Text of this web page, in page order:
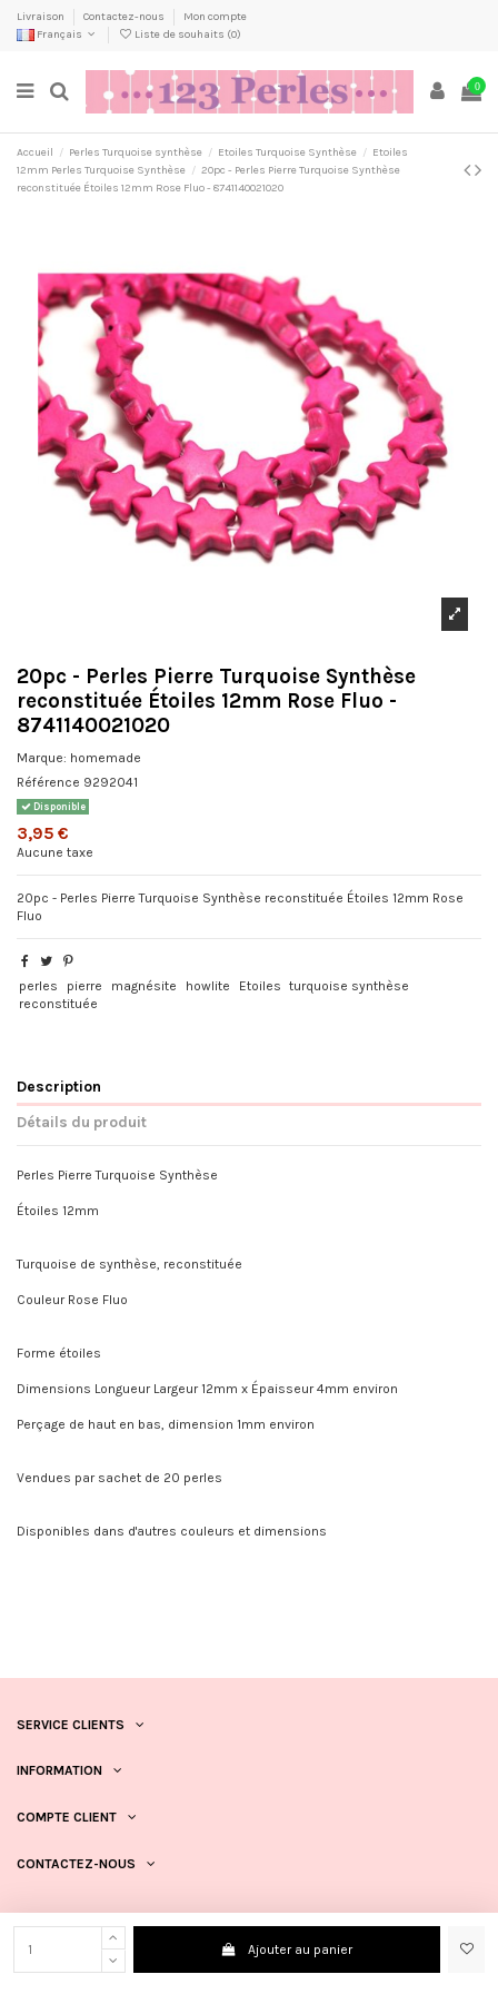
Livraison Contactez-nous
Mon compte
Français
Liste de souhaits (0)
0
Accueil Perles Turquoise synthèse Etoiles Turquoise Synthèse
Etoiles
12mm Perles Turquoise Synthèse
20pc - Perles Pierre Turquoise Synthèse
reconstituée Étoiles 12mm Rose Fluo - 8741140021020
20pc - Perles Pierre Turquoise Synthèse
reconstituée Étoiles 12mm Rose Fluo -
8741140021020
Marque: homemade
Référence 9292041
Disponible
3,95 €
Aucune taxe
20pc - Perles Pierre Turquoise Synthèse reconstituée Étoiles 12mm Rose
Fluo
Ajouter au panier
perles pierre magnésite howlite Etoiles turquoise synthèse
reconstituée
Description
Détails du produit
Perles Pierre Turquoise Synthèse
Étoiles 12mm
Turquoise de synthèse, reconstituée
Couleur Rose Fluo
Forme étoiles
Dimensions Longueur Largeur 12mm x Épaisseur 4mm environ
Perçage de haut en bas, dimension 1mm environ
Vendues par sachet de 20 perles
Disponibles dans d'autres couleurs et dimensions
SERVICE CLIENTS
INFORMATION
COMPTE CLIENT
CONTACTEZ-NOUS